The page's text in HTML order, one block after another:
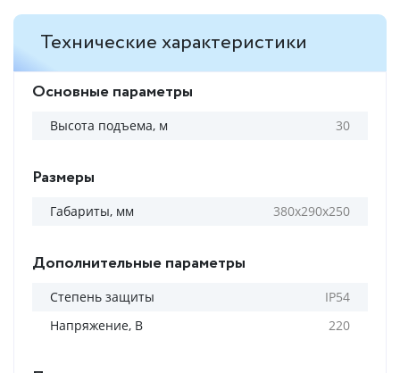
Технические характеристики
Основные параметры
Высота подъема, м 30
Размеры
Габариты, мм 380х290х250
Дополнительные параметры
Степень защиты
IP54
Напряжение, В
220